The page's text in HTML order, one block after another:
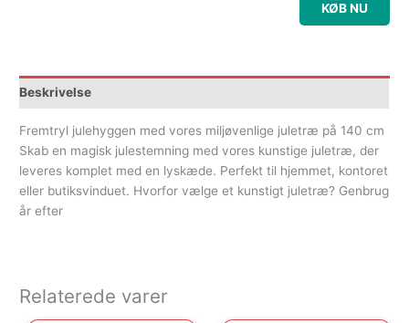
KØB NU
Beskrivelse
Fremtryl julehyggen med vores miljøvenlige juletræ på 140 cm
Skab en magisk julestemning med vores kunstige juletræ, der
leveres komplet med en lyskæde. Perfekt til hjemmet, kontoret
eller butiksvinduet. Hvorfor vælge et kunstigt juletræ? Genbrug
år efter
Relaterede varer